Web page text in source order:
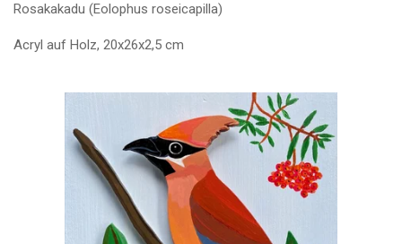
Rosakakadu (Eolophus roseicapilla)
Acryl auf Holz, 20x26x2,5 cm